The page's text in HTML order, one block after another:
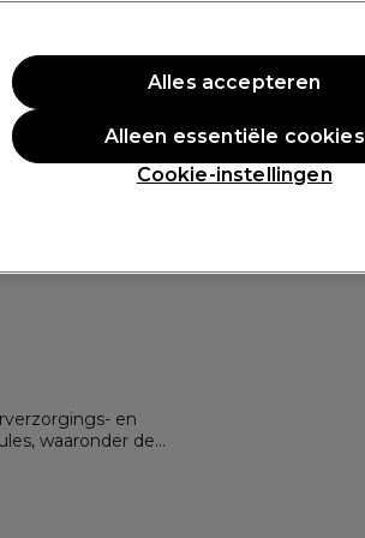
Inspiratie Professionele Awards
en
waaronder de
haar. Geliefd bij
Cookie-instellingen
Alleen essentiële cookies
Alles accepteren